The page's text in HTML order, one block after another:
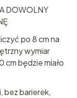
DOWOLNY
po 8 cm na
wymiar
cm będzie miało
bez barierek,